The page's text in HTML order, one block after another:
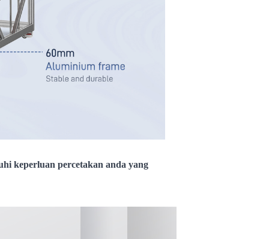
keperluan percetakan anda yang